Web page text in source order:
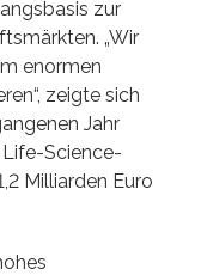
zur
„Wir
enormen
zeigte sich
Jahr
Science-
Milliarden Euro